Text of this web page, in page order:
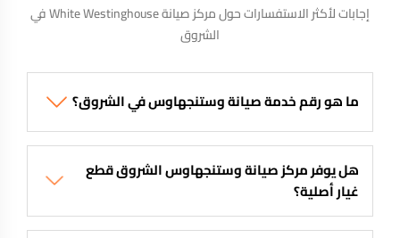
إجابات لأكثر الاستفسارات حول مركز صيانة White Westinghouse في
الشروق
ما هو رقم خدمة صيانة وستنجهاوس في الشروق؟
هل يوفر مركز صيانة وستنجهاوس الشروق قطع
غيار أصلية؟